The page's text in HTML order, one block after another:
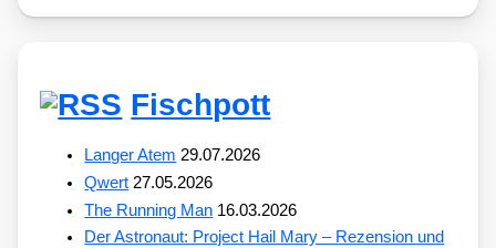
Fischpott
Langer Atem 29.07.2026
Qwert 27.05.2026
The Running Man 16.03.2026
Der Astronaut: Project Hail Mary – Rezension und